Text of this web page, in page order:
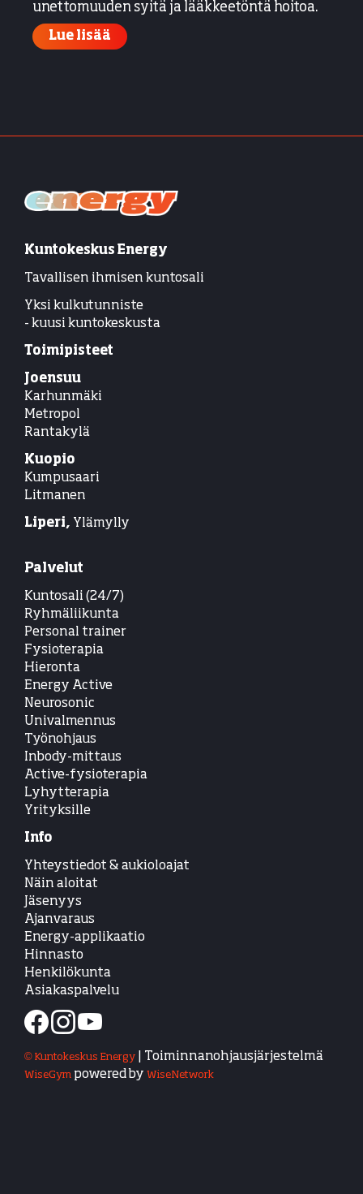
unettomuuden syitä ja lääkkeetöntä hoitoa.
Lue lisää
Kuntokeskus Energy
Tavallisen ihmisen kuntosali
Yksi kulkutunniste
- kuusi kuntokeskusta
Toimipisteet
Joensuu
Karhunmäki
Metropol
Rantakylä
Kuopio
Kumpusaari
Litmanen
Liperi, Ylämylly
Palvelut
Kuntosali (24/7)
Ryhmäliikunta
Personal trainer
Fysioterapia
Hieronta
Energy Active
Neurosonic
Univalmennus
Työnohjaus
Inbody-mittaus
Active-fysioterapia
Lyhytterapia
Yrityksille
Info
Yhteystiedot & aukioloajat
Näin aloitat
Jäsenyys
Ajanvaraus
Energy-applikaatio
Hinnasto
Henkilökunta
Asiakaspalvelu
© Kuntokeskus Energy | Toiminnanohjausjärjestelmä
WiseGym powered by WiseNetwork